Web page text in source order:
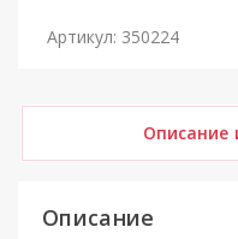
Артикул: 350224
Описание
Описание